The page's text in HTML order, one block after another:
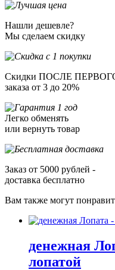
Нашли дешевле?
Мы сделаем скидку
Скидки ПОСЛЕ
заказа от 3 до 20%
Легко обменять
или вернуть товар
Заказ от 5000 рублей -
доставка бесплатно
Вам также могут
денежная
лопатой